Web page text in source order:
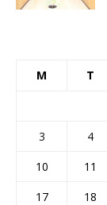
M T
3
4
10
11
17
18